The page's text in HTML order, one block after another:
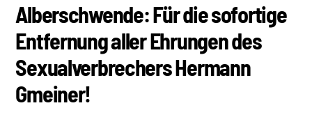
Alberschwende: Für die sofortige
Entfernung aller Ehrungen des
Sexualverbrechers Hermann
Gmeiner!